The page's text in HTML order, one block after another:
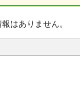
はありません。